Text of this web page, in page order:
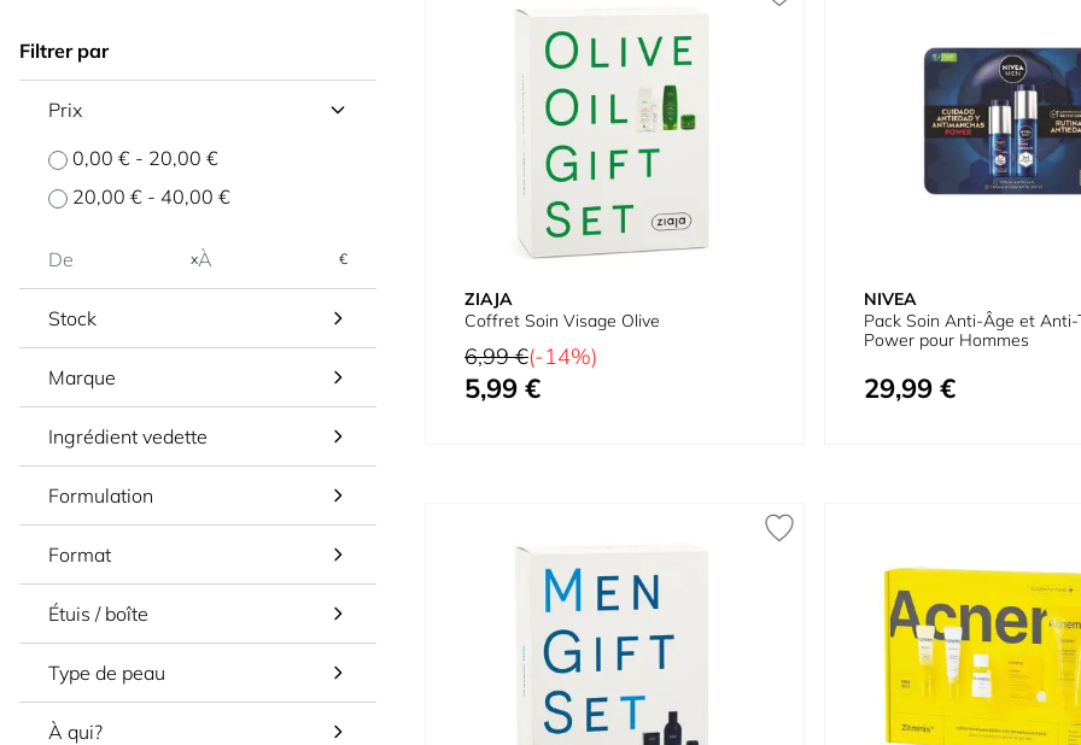
Filtrer par
Prix
0,00 € - 20,00 €
20,00 € - 40,00 €
x €
Stock
Marque
Ingrédient vedette
Formulation
Format
Étuis / boîte
Type de peau
À qui?
ZIAJA
Coffret Soin Visage Olive
Prix normal
6,99 €(-14%)
Prix spécial
5,99 €
NIVEA
Pack Soin Anti-Âge et Anti-
Power pour Hommes
29,99 €